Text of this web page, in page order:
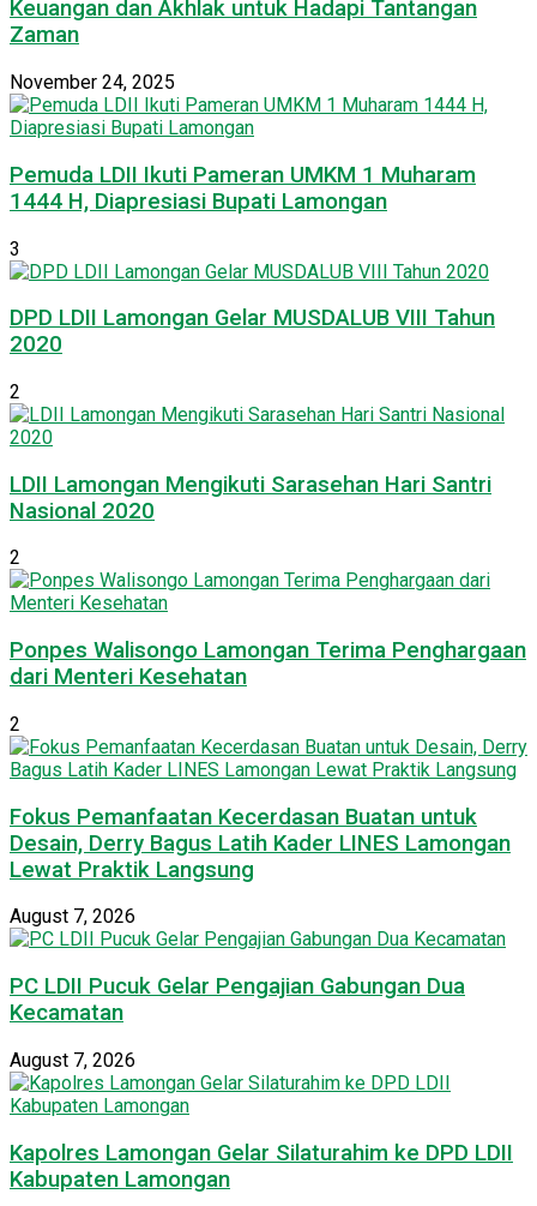
Keuangan dan Akhlak untuk Hadapi Tantangan
Zaman
November 24, 2025
Pemuda LDII Ikuti Pameran UMKM 1 Muharam
1444 H, Diapresiasi Bupati Lamongan
3
DPD LDII Lamongan Gelar MUSDALUB VIII Tahun
2020
2
LDII Lamongan Mengikuti Sarasehan Hari Santri
Nasional 2020
2
Ponpes Walisongo Lamongan Terima Penghargaan
dari Menteri Kesehatan
2
Fokus Pemanfaatan Kecerdasan Buatan untuk
Desain, Derry Bagus Latih Kader LINES Lamongan
Lewat Praktik Langsung
August 7, 2026
PC LDII Pucuk Gelar Pengajian Gabungan Dua
Kecamatan
August 7, 2026
Kapolres Lamongan Gelar Silaturahim ke DPD LDII
Kabupaten Lamongan